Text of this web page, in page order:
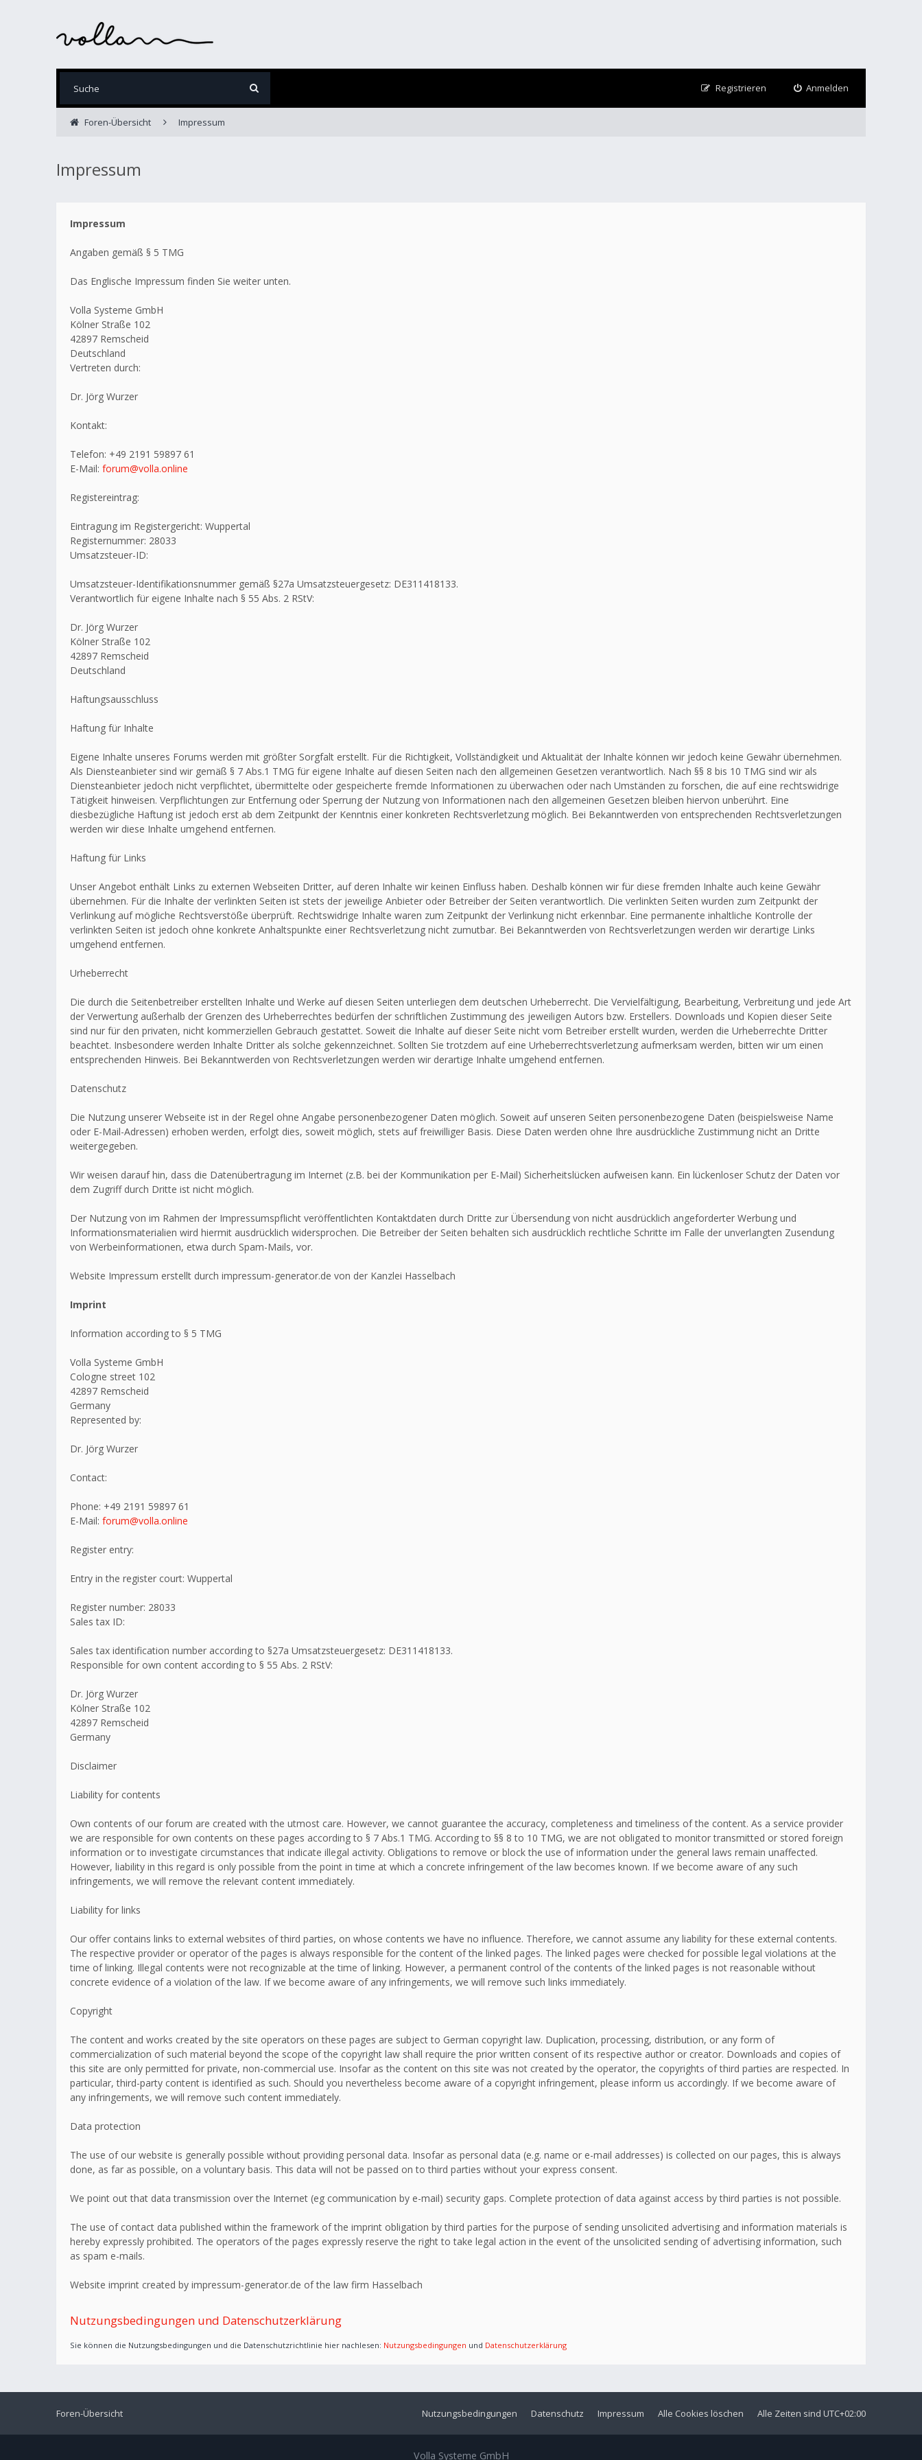
Anmelden
Registrieren
Foren-Übersicht Impressum
Impressum
Impressum
Angaben gemäß § 5 TMG
Das Englische Impressum finden Sie weiter unten.
Volla Systeme GmbH
Kölner Straße 102
42897 Remscheid
Deutschland
Vertreten durch:
Dr. Jörg Wurzer
Kontakt:
Telefon: +49 2191 59897 61
E-Mail: forum@volla.online
Registereintrag:
Eintragung im Registergericht: Wuppertal
Registernummer: 28033
Umsatzsteuer-ID:
Umsatzsteuer-Identifikationsnummer gemäß §27a Umsatzsteuergesetz: DE311418133.
Verantwortlich für eigene Inhalte nach § 55 Abs. 2 RStV:
Dr. Jörg Wurzer
Kölner Straße 102
42897 Remscheid
Deutschland
Haftungsausschluss
Haftung für Inhalte
Eigene Inhalte unseres Forums werden mit größter Sorgfalt erstellt. Für die Richtigkeit, Vollständigkeit und Aktualität der Inhalte können wir jedoch keine Gewähr übernehmen.
Als Diensteanbieter sind wir gemäß § 7 Abs.1 TMG für eigene Inhalte auf diesen Seiten nach den allgemeinen Gesetzen verantwortlich. Nach §§ 8 bis 10 TMG sind wir als
Diensteanbieter jedoch nicht verpflichtet, übermittelte oder gespeicherte fremde Informationen zu überwachen oder nach Umständen zu forschen, die auf eine rechtswidrige
Tätigkeit hinweisen. Verpflichtungen zur Entfernung oder Sperrung der Nutzung von Informationen nach den allgemeinen Gesetzen bleiben hiervon unberührt. Eine
diesbezügliche Haftung ist jedoch erst ab dem Zeitpunkt der Kenntnis einer konkreten Rechtsverletzung möglich. Bei Bekanntwerden von entsprechenden Rechtsverletzungen
werden wir diese Inhalte umgehend entfernen.
Haftung für Links
Unser Angebot enthält Links zu externen Webseiten Dritter, auf deren Inhalte wir keinen Einfluss haben. Deshalb können wir für diese fremden Inhalte auch keine Gewähr
übernehmen. Für die Inhalte der verlinkten Seiten ist stets der jeweilige Anbieter oder Betreiber der Seiten verantwortlich. Die verlinkten Seiten wurden zum Zeitpunkt der
Verlinkung auf mögliche Rechtsverstöße überprüft. Rechtswidrige Inhalte waren zum Zeitpunkt der Verlinkung nicht erkennbar. Eine permanente inhaltliche Kontrolle der
verlinkten Seiten ist jedoch ohne konkrete Anhaltspunkte einer Rechtsverletzung nicht zumutbar. Bei Bekanntwerden von Rechtsverletzungen werden wir derartige Links
umgehend entfernen.
Urheberrecht
Die durch die Seitenbetreiber erstellten Inhalte und Werke auf diesen Seiten unterliegen dem deutschen Urheberrecht. Die Vervielfältigung, Bearbeitung, Verbreitung und jede Art
der Verwertung außerhalb der Grenzen des Urheberrechtes bedürfen der schriftlichen Zustimmung des jeweiligen Autors bzw. Erstellers. Downloads und Kopien dieser Seite
sind nur für den privaten, nicht kommerziellen Gebrauch gestattet. Soweit die Inhalte auf dieser Seite nicht vom Betreiber erstellt wurden, werden die Urheberrechte Dritter
beachtet. Insbesondere werden Inhalte Dritter als solche gekennzeichnet. Sollten Sie trotzdem auf eine Urheberrechtsverletzung aufmerksam werden, bitten wir um einen
entsprechenden Hinweis. Bei Bekanntwerden von Rechtsverletzungen werden wir derartige Inhalte umgehend entfernen.
Datenschutz
Die Nutzung unserer Webseite ist in der Regel ohne Angabe personenbezogener Daten möglich. Soweit auf unseren Seiten personenbezogene Daten (beispielsweise Name
oder E-Mail-Adressen) erhoben werden, erfolgt dies, soweit möglich, stets auf freiwilliger Basis. Diese Daten werden ohne Ihre ausdrückliche Zustimmung nicht an Dritte
weitergegeben.
Wir weisen darauf hin, dass die Datenübertragung im Internet (z.B. bei der Kommunikation per E-Mail) Sicherheitslücken aufweisen kann. Ein lückenloser Schutz der Daten vor
dem Zugriff durch Dritte ist nicht möglich.
Der Nutzung von im Rahmen der Impressumspflicht veröffentlichten Kontaktdaten durch Dritte zur Übersendung von nicht ausdrücklich angeforderter Werbung und
Informationsmaterialien wird hiermit ausdrücklich widersprochen. Die Betreiber der Seiten behalten sich ausdrücklich rechtliche Schritte im Falle der unverlangten Zusendung
von Werbeinformationen, etwa durch Spam-Mails, vor.
Website Impressum erstellt durch impressum-generator.de von der Kanzlei Hasselbach
Imprint
Information according to § 5 TMG
Volla Systeme GmbH
Cologne street 102
42897 Remscheid
Germany
Represented by:
Dr. Jörg Wurzer
Contact:
Phone: +49 2191 59897 61
E-Mail: forum@volla.online
Register entry:
Entry in the register court: Wuppertal
Register number: 28033
Sales tax ID:
Sales tax identification number according to §27a Umsatzsteuergesetz: DE311418133.
Responsible for own content according to § 55 Abs. 2 RStV:
Dr. Jörg Wurzer
Kölner Straße 102
42897 Remscheid
Germany
Disclaimer
Liability for contents
Own contents of our forum are created with the utmost care. However, we cannot guarantee the accuracy, completeness and timeliness of the content. As a service provider
we are responsible for own contents on these pages according to § 7 Abs.1 TMG. According to §§ 8 to 10 TMG, we are not obligated to monitor transmitted or stored foreign
information or to investigate circumstances that indicate illegal activity. Obligations to remove or block the use of information under the general laws remain unaffected.
However, liability in this regard is only possible from the point in time at which a concrete infringement of the law becomes known. If we become aware of any such
infringements, we will remove the relevant content immediately.
Liability for links
Our offer contains links to external websites of third parties, on whose contents we have no influence. Therefore, we cannot assume any liability for these external contents.
The respective provider or operator of the pages is always responsible for the content of the linked pages. The linked pages were checked for possible legal violations at the
time of linking. Illegal contents were not recognizable at the time of linking. However, a permanent control of the contents of the linked pages is not reasonable without
concrete evidence of a violation of the law. If we become aware of any infringements, we will remove such links immediately.
Copyright
The content and works created by the site operators on these pages are subject to German copyright law. Duplication, processing, distribution, or any form of
commercialization of such material beyond the scope of the copyright law shall require the prior written consent of its respective author or creator. Downloads and copies of
this site are only permitted for private, non-commercial use. Insofar as the content on this site was not created by the operator, the copyrights of third parties are respected. In
particular, third-party content is identified as such. Should you nevertheless become aware of a copyright infringement, please inform us accordingly. If we become aware of
any infringements, we will remove such content immediately.
Data protection
The use of our website is generally possible without providing personal data. Insofar as personal data (e.g. name or e-mail addresses) is collected on our pages, this is always
done, as far as possible, on a voluntary basis. This data will not be passed on to third parties without your express consent.
We point out that data transmission over the Internet (eg communication by e-mail) security gaps. Complete protection of data against access by third parties is not possible.
The use of contact data published within the framework of the imprint obligation by third parties for the purpose of sending unsolicited advertising and information materials is
hereby expressly prohibited. The operators of the pages expressly reserve the right to take legal action in the event of the unsolicited sending of advertising information, such
as spam e-mails.
Website imprint created by impressum-generator.de of the law firm Hasselbach
Nutzungsbedingungen und Datenschutzerklärung
Sie können die Nutzungsbedingungen und die Datenschutzrichtlinie hier nachlesen: Nutzungsbedingungen und Datenschutzerklärung
Foren-Übersicht Alle Zeiten sind UTC+02:00
Alle Cookies löschen
Impressum
Datenschutz
Nutzungsbedingungen
Volla Systeme GmbH